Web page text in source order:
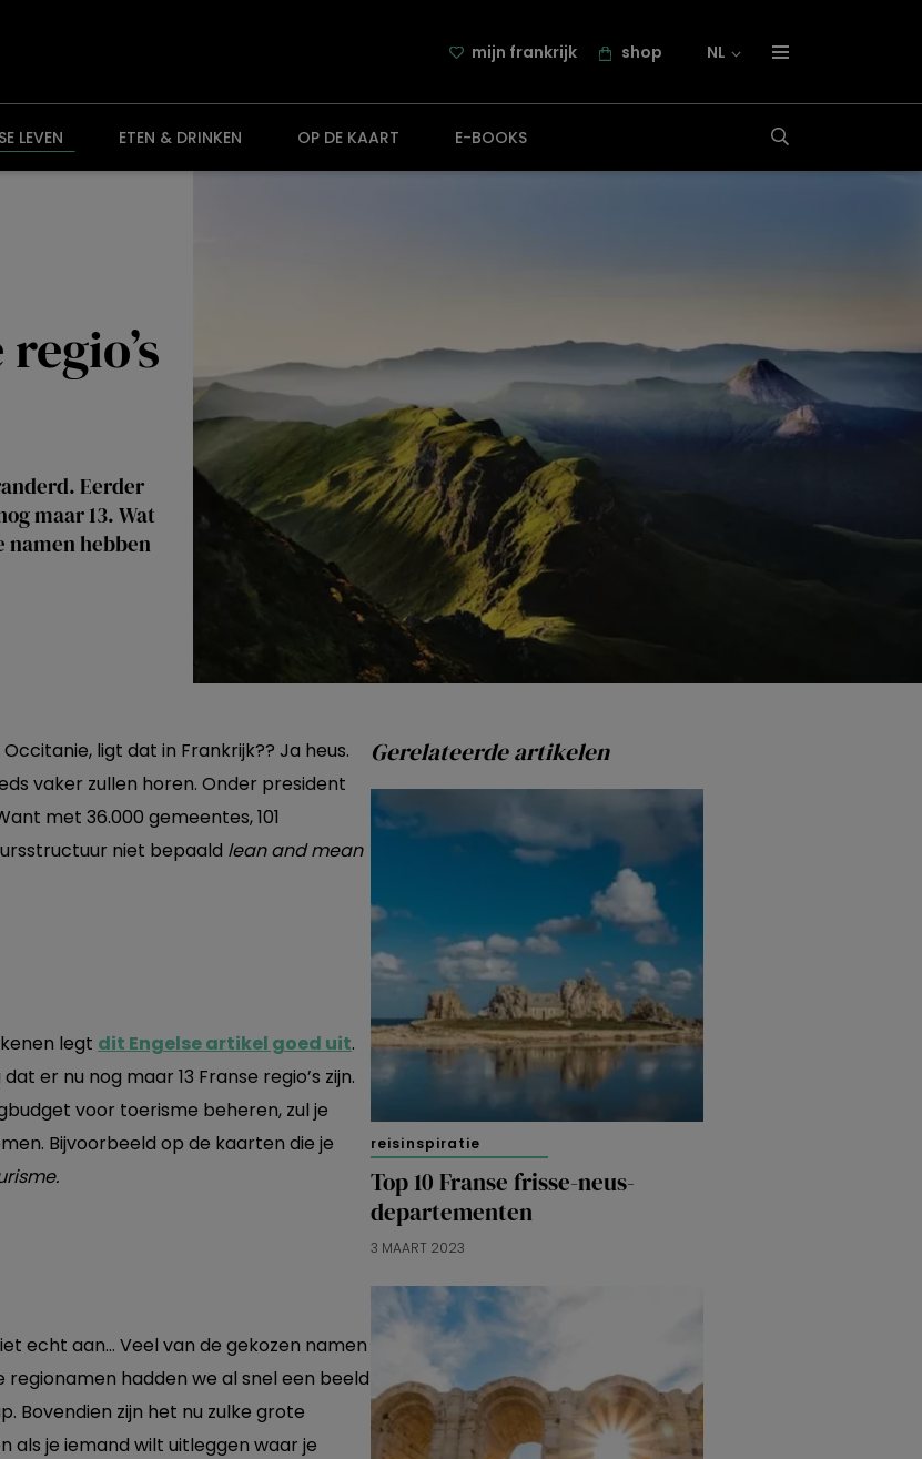
mijn frankrijk shop NL
over frankrijk.nl
LEVEN ETEN & DRINKEN OP DE KAART E-BOOKS
Eerder
maar 13. Wat
namen hebben
ligt dat in Frankrijk?? Ja heus.
vaker zullen horen. Onder president
met 36.000 gemeentes, 101
niet bepaald lean and mean
legt dit Engelse artikel goed uit.
er nu nog maar 13 Franse regio’s zijn.
voor toerisme beheren, zul je
Bijvoorbeeld op de kaarten die je
.
echt aan… Veel van de gekozen namen
regionamen hadden we al snel een beeld
Bovendien zijn het nu zulke grote
als je iemand wilt uitleggen waar je
Gerelateerde artikelen
reisinspiratie
Top 10 Franse frisse-neus-
departementen
3 MAART 2023